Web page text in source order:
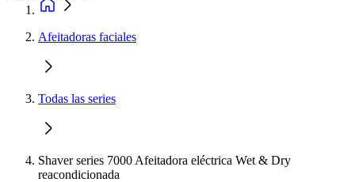
Afeitadoras faciales
Todas las series
Shaver series 7000 Afeitadora eléctrica Wet & Dry
reacondicionada